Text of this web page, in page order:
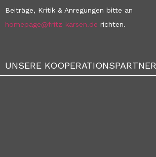
Beiträge, Kritik & Anregungen bitte an
homepage@fritz-karsen.de richten.
UNSERE KOOPERATIONSPARTNER